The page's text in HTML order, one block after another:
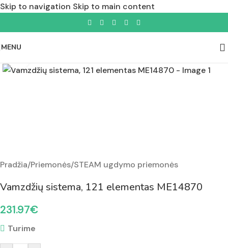
Skip to navigation Skip to main content
MENU
Pradžia/Priemonės/STEAM ugdymo priemonės
Vamzdžių sistema, 121 elementas ME14870
231.97€
Turime